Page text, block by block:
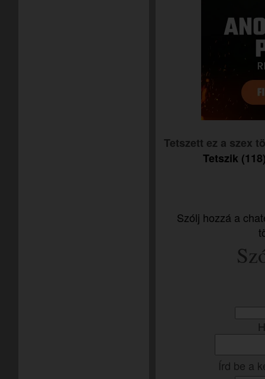
Tetszett ez a szex
Tetszik
Szólj hozzá a
Írd be a